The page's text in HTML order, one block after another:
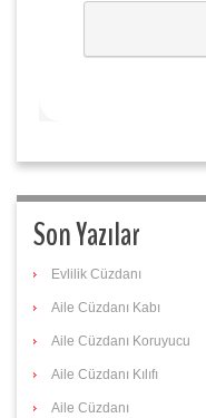
Son Yazılar
Evlilik Cüzdanı
Aile Cüzdanı Kabı
Aile Cüzdanı Koruyucu
Aile Cüzdanı Kılıfı
Aile Cüzdanı